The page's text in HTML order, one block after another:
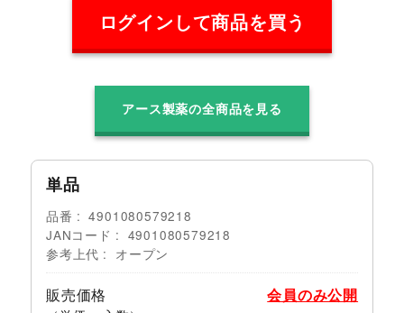
ログインして商品を買う
アース製薬の全商品を見る
単品
品番
4901080579218
JANコード
4901080579218
参考上代
オープン
販売価格 会員のみ公開